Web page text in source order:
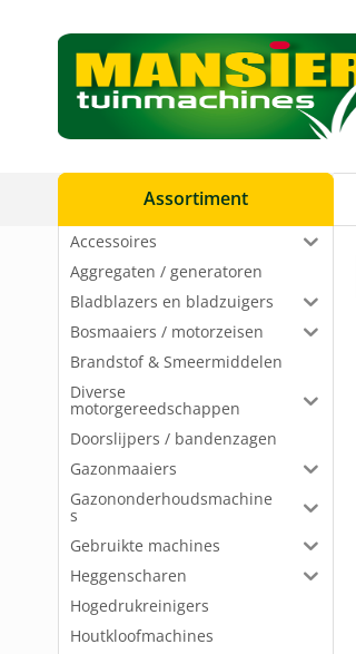
Assortiment
Accessoires
Aggregaten / generatoren
Bladblazers en bladzuigers
Bosmaaiers / motorzeisen
Brandstof & Smeermiddelen
Diverse
motorgereedschappen
Doorslijpers / bandenzagen
Gazonmaaiers
Gazononderhoudsmachine
s
Gebruikte machines
Heggenscharen
Hogedrukreinigers
Houtkloofmachines